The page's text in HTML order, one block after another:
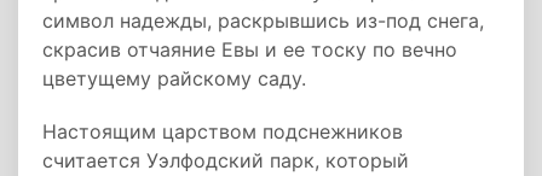
символ надежды, раскрывшись из-под снега,
скрасив отчаяние Евы и ее тоску по вечно
цветущему райскому саду.
Настоящим царством подснежников
считается Уэлфодский парк, который